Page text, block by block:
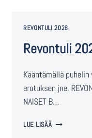
REVONTULI 2026
Revontuli
Kääntämällä
erotuksen jne.
NAISET B…
LUE LISÄÄ